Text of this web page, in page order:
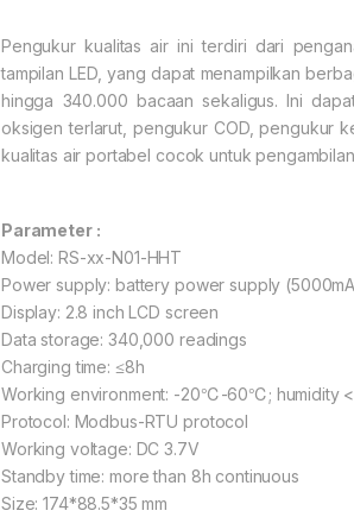
Pengukur kualitas air ini terdiri dari
tampilan LED, yang dapat menampilkan
hingga 340.000 bacaan sekaligus. Ini
oksigen terlarut, pengukur COD, pengukur
kualitas air portabel cocok untuk
Parameter :
Model: RS-xx-N01-HHT
Power supply: battery power supply
Display: 2.8 inch LCD screen
Data storage: 340,000 readings
Charging time: ≤8h
Working environment: -20℃-60℃; humidity
Protocol: Modbus-RTU protocol
Working voltage: DC 3.7V
Standby time: more than 8h continuous
Size: 174*88.5*35 mm